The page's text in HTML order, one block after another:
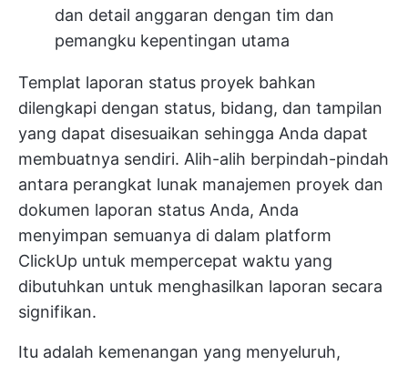
dan detail anggaran dengan tim dan
pemangku kepentingan utama
Templat laporan status proyek bahkan
dilengkapi dengan status, bidang, dan tampilan
yang dapat disesuaikan sehingga Anda dapat
membuatnya sendiri. Alih-alih berpindah-pindah
antara perangkat lunak manajemen proyek dan
dokumen laporan status Anda, Anda
menyimpan semuanya di dalam platform
ClickUp untuk mempercepat waktu yang
dibutuhkan untuk menghasilkan laporan secara
signifikan.
Itu adalah kemenangan yang menyeluruh,